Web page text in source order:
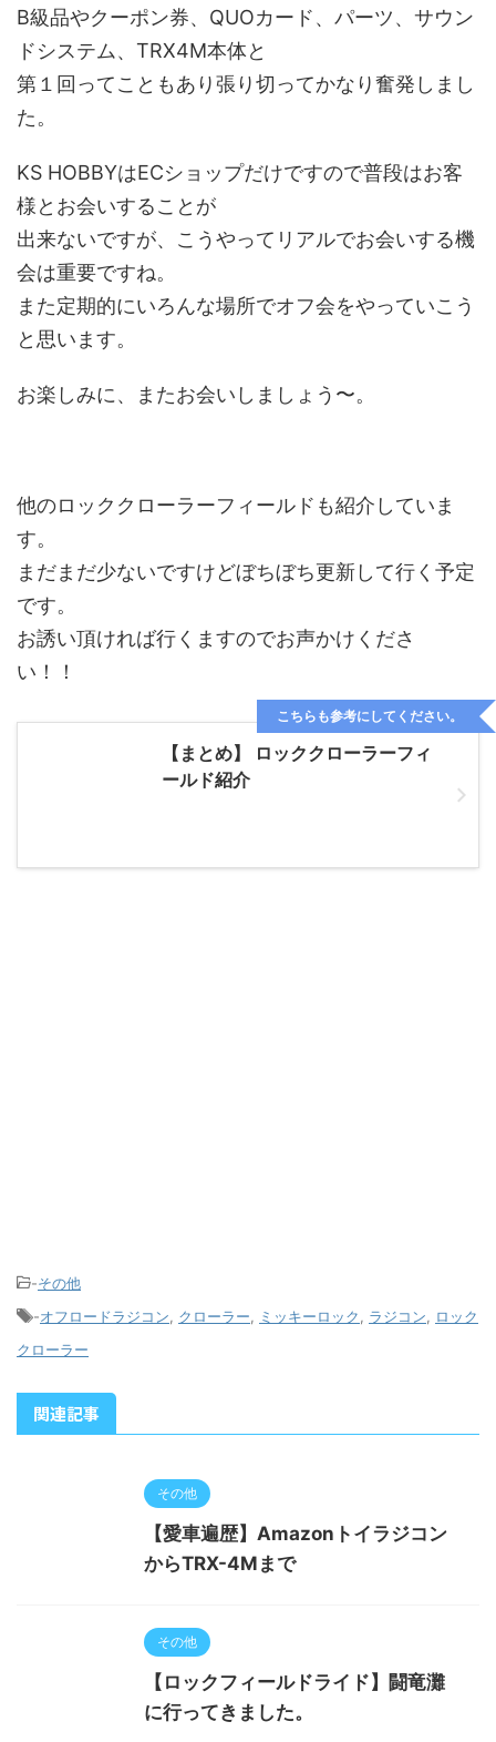
B級品やクーポン券、QUOカード、パーツ、サウン
ドシステム、TRX4M本体と
第１回ってこともあり張り切ってかなり奮発しまし
た。
KS HOBBYはECショップだけですので普段はお客
様とお会いすることが
出来ないですが、こうやってリアルでお会いする機
会は重要ですね。
また定期的にいろんな場所でオフ会をやっていこう
と思います。
お楽しみに、またお会いしましょう〜。
他のロッククローラーフィールドも紹介していま
す。
まだまだ少ないですけどぼちぼち更新して行く予定
です。
お誘い頂ければ行くますのでお声かけくださ
い！！
【まとめ】 ロッククローラーフィ
ールド紹介
こちらも参考にしてください。
-その他
-オフロードラジコン, クローラー, ミッキーロック, ラジコン, ロック
クローラー
関連記事
その他
【愛車遍歴】Amazonトイラジコン
からTRX-4Mまで
その他
【ロックフィールドライド】闘竜灘
に行ってきました。